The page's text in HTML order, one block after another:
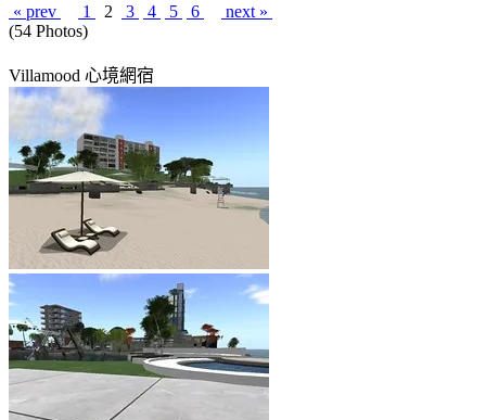
« prev 1 2 3 4 5 6
next »
(54 Photos)
Villamood 心境網宿